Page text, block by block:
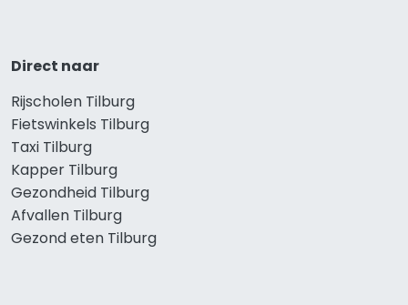
Direct naar
Rijscholen Tilburg
Fietswinkels Tilburg
Taxi Tilburg
Kapper Tilburg
Gezondheid Tilburg
Afvallen Tilburg
Gezond eten Tilburg